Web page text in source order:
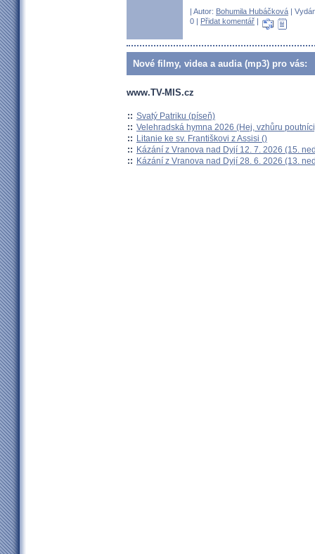
| Autor: Bohumila Hubáčková |
0 | Přidat komentář |
Nové filmy, videa a audia (mp3) pro vás:
www.TV-MIS.cz
:: Svatý Patriku (píseň)
:: Velehradská hymna 2026 (Hej, vzhůru
:: Litanie ke sv. Františkovi z Assisi ()
:: Kázání z Vranova nad Dyjí 12. 7. 2026 (15.
:: Kázání z Vranova nad Dyjí 28. 6. 2026 (13.